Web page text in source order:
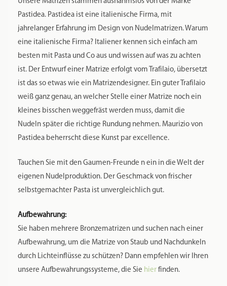
Pastidea. Pastidea ist eine italienische Firma, mit
jahrelanger Erfahrung im Design von Nudelmatrizen. Warum
eine italienische Firma? Italiener kennen sich einfach am
besten mit Pasta und Co aus und wissen auf was zu achten
ist. Der Entwurf einer Matrize erfolgt vom Trafilaio, übersetzt
ist das so etwas wie ein Matrizendesigner. Ein guter Trafilaio
weiß ganz genau, an welcher Stelle einer Matrize noch ein
kleines bisschen weggefräst werden muss, damit die
Nudeln später die richtige Rundung nehmen. Maurizio von
Pastidea beherrscht diese Kunst par excellence.
Tauchen Sie mit den Gaumen-Freunde n ein in die Welt der
eigenen Nudelproduktion. Der Geschmack von frischer
selbstgemachter Pasta ist unvergleichlich gut.
Aufbewahrung:
Sie haben mehrere Bronzematrizen und suchen nach einer
Aufbewahrung, um die Matrize von Staub und Nachdunkeln
durch Lichteinflüsse zu schützen? Dann empfehlen wir Ihren
unsere Aufbewahrungssysteme, die Sie hier finden.